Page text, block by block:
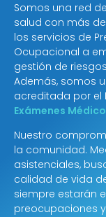
Somos una red
salud con más
los servicios de
Ocupacional a
gestión de
Además, somos
acreditada por el
Exámenes
Nuestro
la comunidad.
asistenciales,
calidad de vida
siempre estarán
preocupaciones